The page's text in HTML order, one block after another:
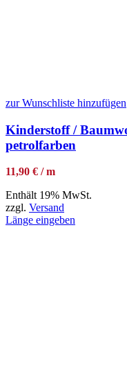
zur Wunschliste hinzufügen
Kinderstoff /
petrolfarben
11,90 € / m
Enthält 19% MwSt.
zzgl. Versand
Länge eingeben